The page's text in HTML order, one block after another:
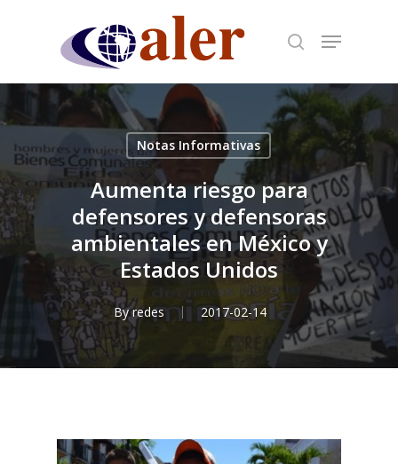
content
Notas Informativas
Aumenta riesgo para
defensores y defensoras
ambientales en México y
Estados Unidos
By redes 2017-02-14